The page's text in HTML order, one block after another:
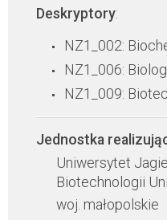
Deskryptory:
NZ1_002:
NZ1_006:
NZ1_009:
Jednostka
Uniwersytet
Biotechnologii
woj. małopolskie